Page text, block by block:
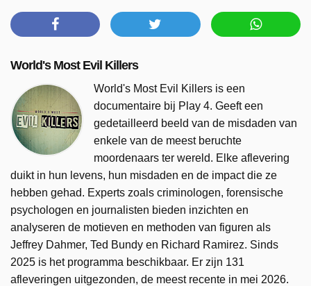
World's Most Evil Killers
World's Most Evil Killers is een
documentaire bij Play 4. Geeft een
gedetailleerd beeld van de misdaden van
enkele van de meest beruchte
moordenaars ter wereld. Elke aflevering
duikt in hun levens, hun misdaden en de impact die ze
hebben gehad. Experts zoals criminologen, forensische
psychologen en journalisten bieden inzichten en
analyseren de motieven en methoden van figuren als
Jeffrey Dahmer, Ted Bundy en Richard Ramirez. Sinds
2025 is het programma beschikbaar. Er zijn 131
afleveringen uitgezonden, de meest recente in mei 2026.